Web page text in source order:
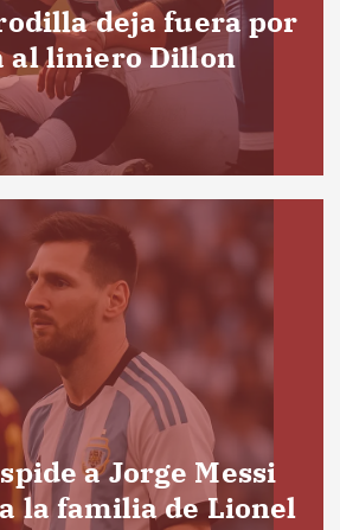
deja fuera por
al liniero Dillon
a Jorge Messi
la familia de Lionel